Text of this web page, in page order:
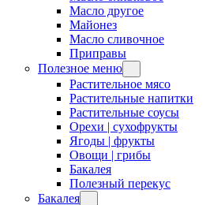
Масло другое
Майонез
Масло сливочное
Приправы
Полезное меню
Растительное мясо
Растительные напитки
Растительные соусы
Орехи | сухофрукты
Ягоды | фрукты
Овощи | грибы
Бакалея
Полезный перекус
Бакалея